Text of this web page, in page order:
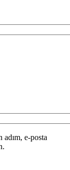
adım, e-posta